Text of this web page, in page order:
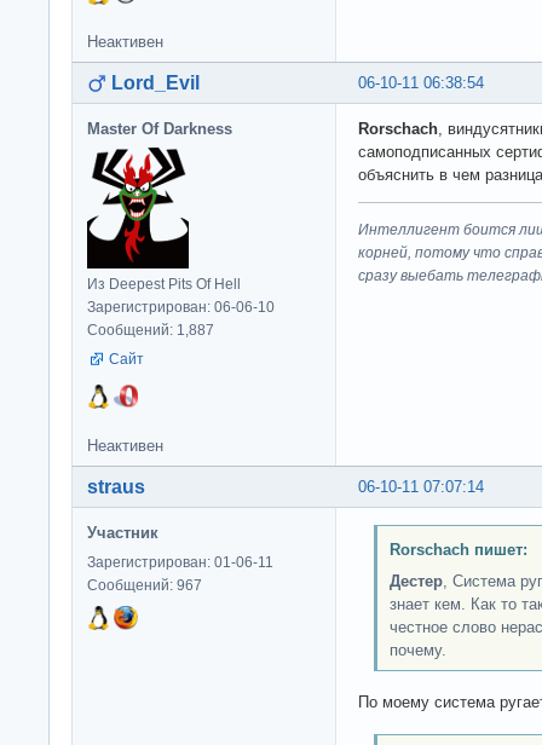
Неактивен
06-10-11 06:38:54
Lord_Evil
Master Of Darkness
Из Deepest Pits Of Hell
Зарегистрирован: 06-06-10
Сообщений: 1,887
Сайт
Rorschach,
самоподписанных
объяснить в чем
Интеллигент боится
корней, потому что
сразу выeбaть
Неактивен
06-10-11 07:07:14
straus
Участник
Зарегистрирован: 01-06-11
Сообщений: 967
Rorschach пишет:
Дестер, Система
знает кем. Как то
честное слово
почему.
По моему система